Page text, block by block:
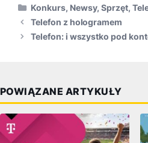
Kategorie
Konkurs, Newsy,Sprzęt,
Telefon z hologramem
Telefon: i wszystko pod
POWIĄZANE ARTYKUŁY